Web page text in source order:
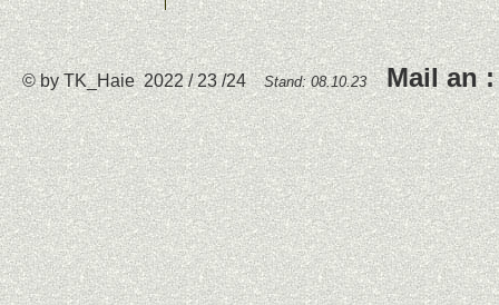
© by TK_Haie 2022 / 23 /24Stand:08.10.23 Mail an